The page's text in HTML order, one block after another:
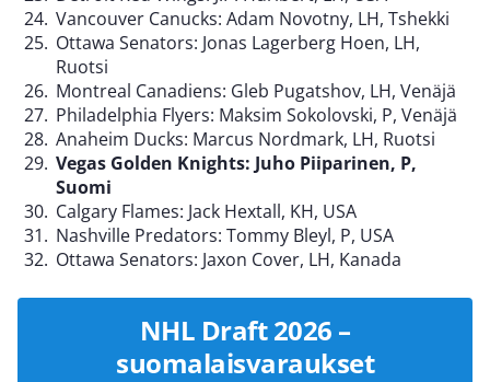
Vancouver Canucks: Adam Novotny, LH, Tshekki
Ottawa Senators: Jonas Lagerberg Hoen, LH,
Ruotsi
Montreal Canadiens: Gleb Pugatshov, LH, Venäjä
Philadelphia Flyers: Maksim Sokolovski, P, Venäjä
Anaheim Ducks: Marcus Nordmark, LH, Ruotsi
Vegas Golden Knights: Juho Piiparinen, P,
Suomi
Calgary Flames: Jack Hextall, KH, USA
Nashville Predators: Tommy Bleyl, P, USA
Ottawa Senators: Jaxon Cover, LH, Kanada
NHL Draft 2026 –
suomalaisvaraukset